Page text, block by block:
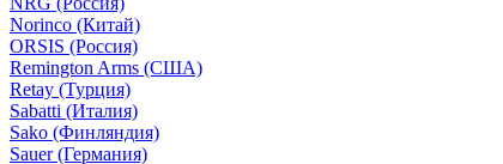
Norinco (Китай)
ORSIS (Россия)
Remington Arms (США)
Retay (Турция)
Sabatti (Италия)
Sako (Финляндия)
Sauer (Германия)